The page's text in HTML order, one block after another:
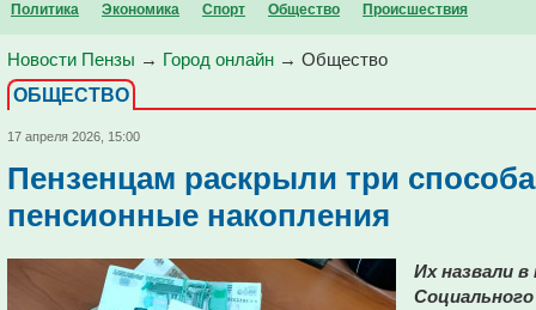
Политика Экономика Спорт Общество Проиcшествия
Новости Пензы → Город онлайн → Общество
ОБЩЕСТВО
17 апреля 2026, 15:00
Пензенцам раскрыли три
пенсионные накопления
Их назвали